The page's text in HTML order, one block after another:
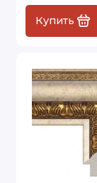
Купить